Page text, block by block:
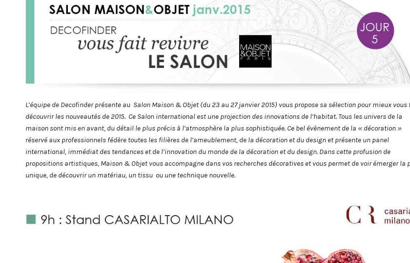
L’équipe de Decofinder présente au Salon Maison & Objet (du 23 au 27 janvier 2015) vous propose sa sélection pour mieux vous
découvrir les nouveautés de 2015. Ce Salon international est une projection des innovations de l’habitat. Tous les univers de la
maison sont mis en avant, du détail le plus précis à l’atmosphère la plus sophistiquée. Ce bel évènement de la « décoration »
réservé aux professionnels fédère toutes les filières de l’ameublement, de la décoration et du design et présente un panel
international, immédiat des tendances et de l’innovation du monde de la décoration et du design. Dans cette profusion de
propositions artistiques, Maison & Objet vous accompagne dans vos recherches décoratives et vous permetde voir émerger la
unique de découvrir un matériau , un tissu ou une technique nouvelle.